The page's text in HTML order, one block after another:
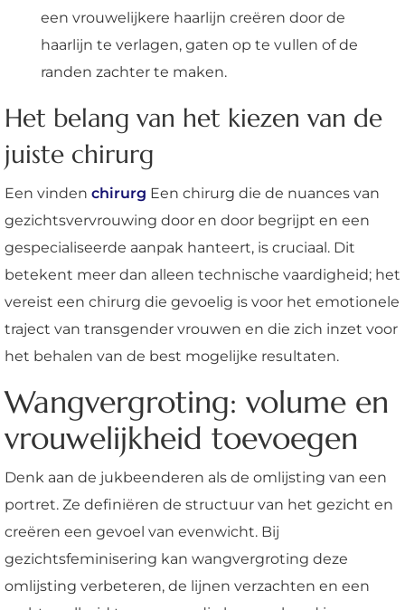
een vrouwelijkere haarlijn creëren door de
haarlijn te verlagen, gaten op te vullen of de
randen zachter te maken.
Het belang van het kiezen van de
juiste chirurg
Een vinden chirurg Een chirurg die de nuances van
gezichtsvervrouwing door en door begrijpt en een
gespecialiseerde aanpak hanteert, is cruciaal. Dit
betekent meer dan alleen technische vaardigheid; het
vereist een chirurg die gevoelig is voor het emotionele
traject van transgender vrouwen en die zich inzet voor
het behalen van de best mogelijke resultaten.
Wangvergroting: volume en
vrouwelijkheid toevoegen
Denk aan de jukbeenderen als de omlijsting van een
portret. Ze definiëren de structuur van het gezicht en
creëren een gevoel van evenwicht. Bij
gezichtsfeminisering kan wangvergroting deze
omlijsting verbeteren, de lijnen verzachten en een